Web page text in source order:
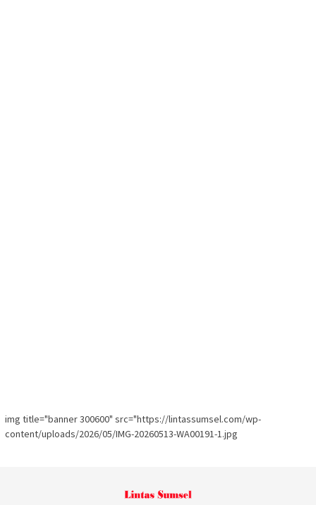
img title="banner 300600" src="https://lintassumsel.com/wp-
content/uploads/2026/05/IMG-20260513-WA00191-1.jpg